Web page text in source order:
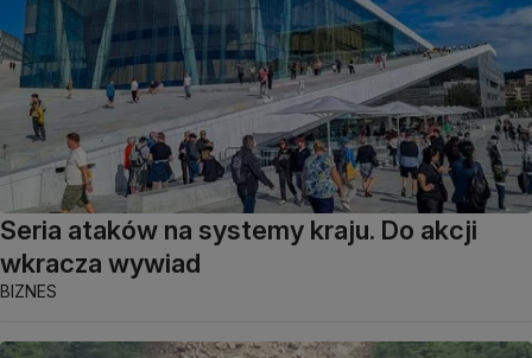
Seria ataków na systemy kraju. Do akcji
wkracza wywiad
BIZNES